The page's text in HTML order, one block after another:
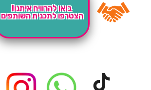
בואו להרוויח איתנו!
הצטרפו לתכנית השותפים